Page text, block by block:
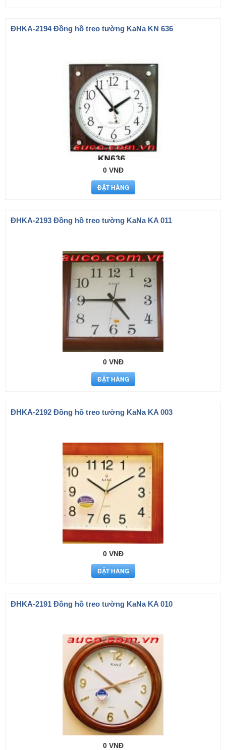
ÐHKA-2194 Đồng hồ treo tường KaNa KN 636
0 VNĐ
ÐHKA-2193 Đồng hồ treo tường KaNa KA 011
0 VNĐ
ÐHKA-2192 Đồng hồ treo tường KaNa KA 003
0 VNĐ
ÐHKA-2191 Đồng hồ treo tường KaNa KA 010
0 VNĐ